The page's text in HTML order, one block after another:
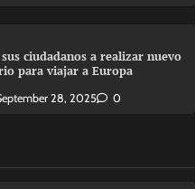
ciudadanos a realizar nuevo
para viajar a Europa
28, 2025 0